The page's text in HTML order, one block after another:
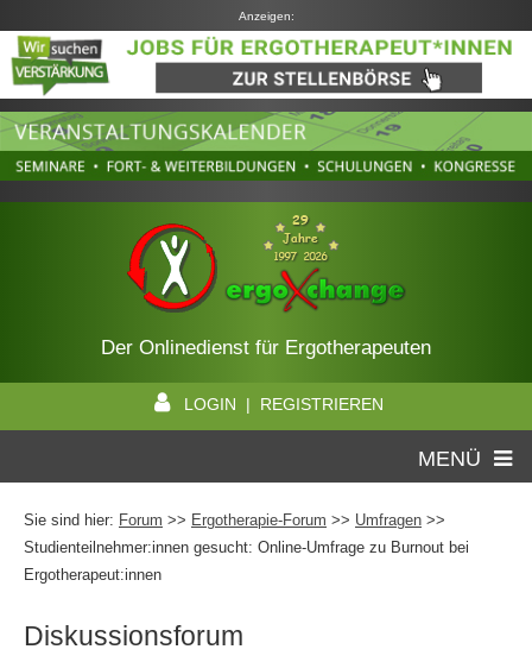
Anzeigen:
Der Onlinedienst für Ergotherapeuten
LOGIN | REGISTRIEREN
MENÜ
Sie sind hier: Forum >> Ergotherapie-Forum >> Umfragen >>
Studienteilnehmer:innen gesucht: Online-Umfrage zu Burnout bei
Ergotherapeut:innen
Diskussionsforum